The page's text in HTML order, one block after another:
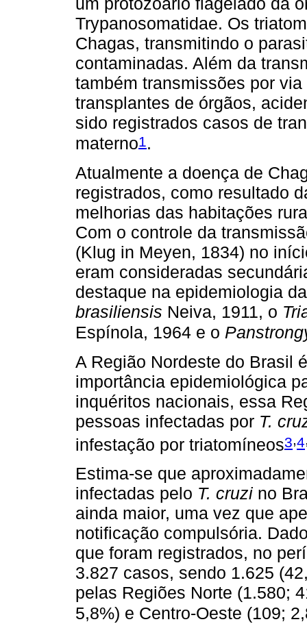
Trypanosomatidae. Os
Chagas, transmitindo o
contaminadas. Além da
também transmissões por
transplantes de órgãos,
sido registrados casos de
materno1 .
Atualmente a doença de
registrados, como resultado
melhorias das habitações
Com o controle da
(Klug in Meyen, 1834) no
eram consideradas
destaque na epidemiologia
brasiliensis Neiva, 1911, o
Espínola, 1964 e o
A Região Nordeste do Brasil
importância epidemiológica
inquéritos nacionais, essa
pessoas infectadas por T.
infestação por triatomíneos3 4
Estima-se que
infectadas pelo T. cruzi no
ainda maior, uma vez que
notificação compulsória.
que foram registrados, no
3.827 casos, sendo 1.625
pelas Regiões Norte (1.580;
5,8%) e Centro-Oeste (109;